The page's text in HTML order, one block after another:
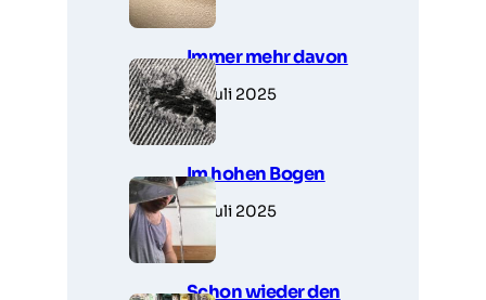
Immer mehr davon
5. Juli 2025
Im hohen Bogen
3. Juli 2025
Schon wieder den